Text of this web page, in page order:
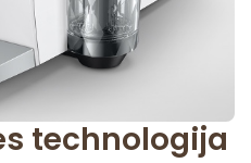
technologija